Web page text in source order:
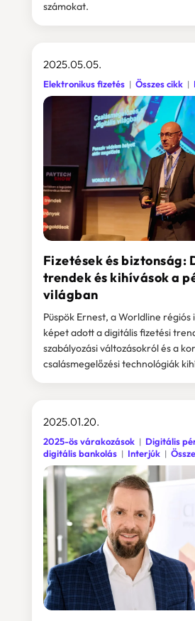
számokat.
Fizetések és biztonság:
trendek és kihívások a
világban
2025.05.05.
Elektronikus fizetés Összes cikk
Püspök Ernest, a Worldline
képet adott a digitális fizetési
szabályozási változásokról és a
csalásmegelőzési technológiák
2025.01.20.
2025-ös várakozások Digitális
digitális bankolás
Interjúk